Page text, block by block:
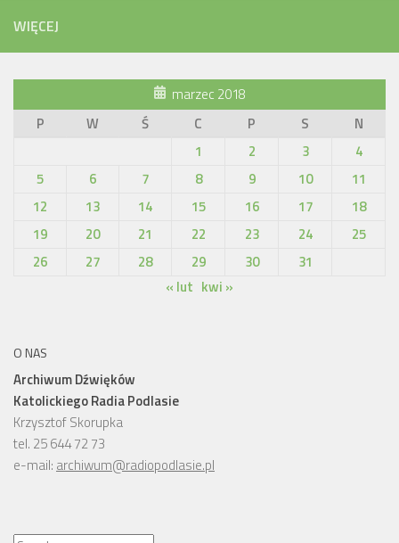
WIĘCEJ
marzec 2018
P
W Ś C P S
N
1
2 3
4
5
6 7 8 9 10
11
12
13 14 15 16 17
18
19
20 21 22 23 24
25
26
27 28 29 30
31
« lut kwi »
O NAS
Archiwum Dźwięków
Katolickiego Radia Podlasie
Krzysztof Skorupka
tel. 25 644 72 73
e-mail: archiwum@radiopodlasie.pl